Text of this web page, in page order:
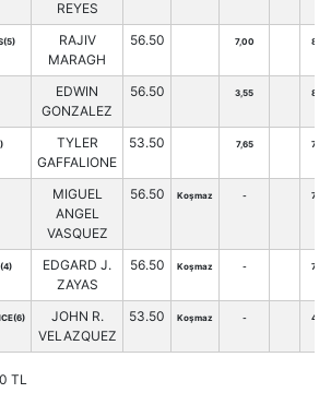
REYES
RAJIV
MARAGH
56.50 7,00 82
EDWIN
GONZALEZ
56.50 3,55 87
TYLER
GAFFALIONE
53.50 7,65 75
MIGUEL
ANGEL
VASQUEZ
56.50 Koşmaz - 74
EDGARD J.
ZAYAS
56.50 Koşmaz - 78
JOHN R.
VELAZQUEZ
53.50 Koşmaz - 41
TL